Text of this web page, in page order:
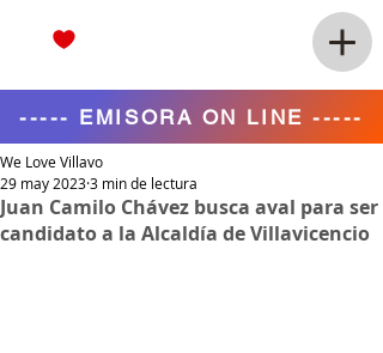
----- EMISORA ON LINE -----
Juan Camilo Chávez busca aval para ser
candidato a la Alcaldía de Villavicencio
We Love Villavo
29 may 20233 min de lectura